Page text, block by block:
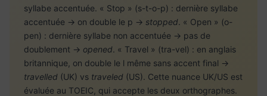
syllabe accentuée. « Stop » (s-t-o-p) : dernière syllabe
accentuée → on double le p → stopped. « Open » (o-
pen) : dernière syllabe non accentuée → pas de
doublement → opened. « Travel » (tra-vel) : en anglais
britannique, on double le l même sans accent final →
travelled (UK) vs traveled (US). Cette nuance UK/US est
évaluée au TOEIC, qui accepte les deux orthographes.